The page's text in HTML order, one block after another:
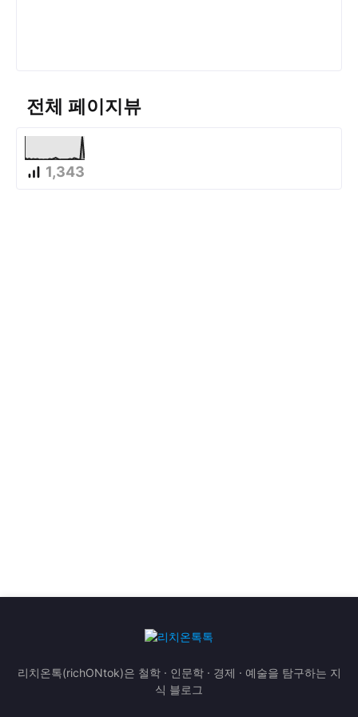
전체 페이지뷰
1,343
리치온톡(richONtok)은 철학 · 인문학 · 경제 · 예술을 탐구하는 지
식 블로그